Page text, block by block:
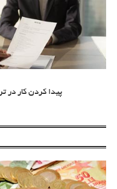
پیدا کردن کار در